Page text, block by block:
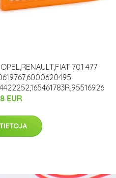
701 477
EUR